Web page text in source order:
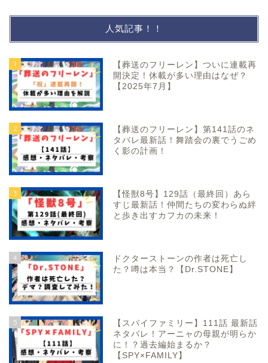
人気記事！！
1
【葬送のフリーレン】ついに連載再
開決定！休載が多い理由はなぜ？
【2025年7月】
2
【葬送のフリーレン】第141話のネ
タバレ最新話！舞踏会の裏でうごめ
く影の計画！
3
【怪獣8号】129話（最終回）あら
すじ最新話！仲間たちの変わらぬ絆
と歩き出すカフカの未来！
4
ドクターストーンの作者は死亡し
た？噂は本当？【Dr.STONE】
5
【スパイファミリー】111話 最新話
ネタバレ！アーニャの母親が明らか
に！？過去編始まるか？
【SPY×FAMILY】